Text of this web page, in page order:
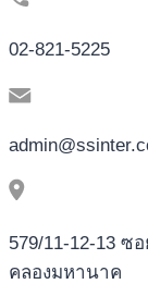
02-821-5225
579/11-12-13 ซ
คลองมหานาค